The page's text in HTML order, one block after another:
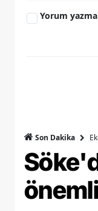
Yorum
Son Dakika
önemli